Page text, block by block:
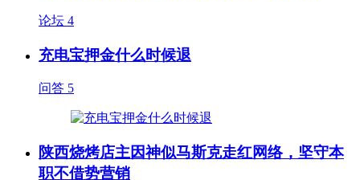
论坛 4
充电宝押金什么时候退
问答 5
陕西烧烤店主因神似马斯克走红网络，坚守本
职不借势营销